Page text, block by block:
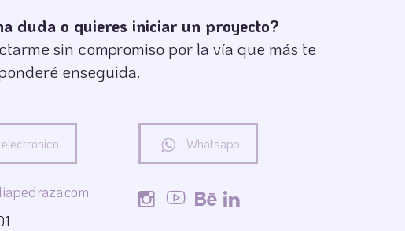
duda o quieres iniciar un proyecto?
sin compromiso por la vía que más te
enseguida.
Whatsapp